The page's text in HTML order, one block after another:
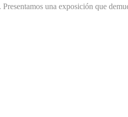
una exposición que